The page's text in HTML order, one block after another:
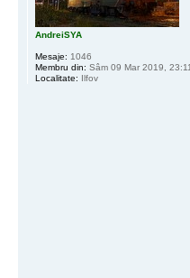
AndreiSYA
Mesaje: 1046
Membru din: Sâm 09 Mar 2019, 23:11
Localitate: Ilfov